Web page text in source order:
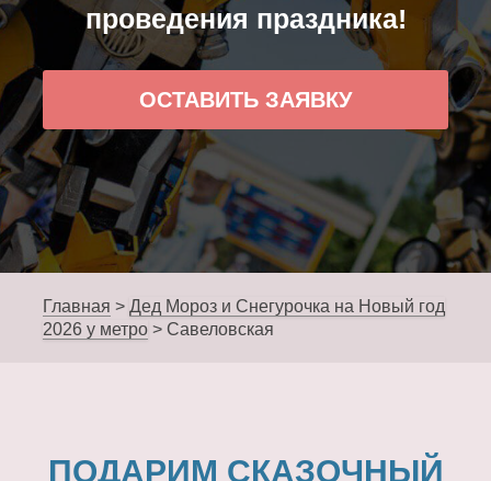
проведения праздника!
ОСТАВИТЬ ЗАЯВКУ
Главная > Дед Мороз и Снегурочка на Новый год
2026 у метро > Савеловская
ПОДАРИМ СКАЗОЧНЫЙ